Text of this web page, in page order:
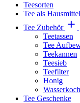
Teesorten
Tee als Hausmittel
Tee Zubehör 
Teetassen
Tee
Teekannen
Teesieb
Teefilter
Honig
Tee Geschenke